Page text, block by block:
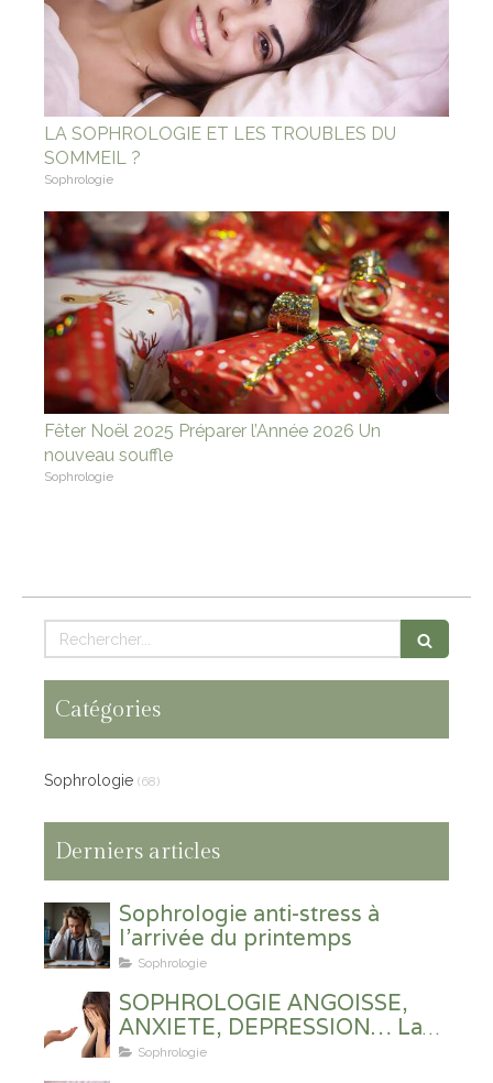
LA SOPHROLOGIE ET LES TROUBLES DU
SOMMEIL ?
Sophrologie
Fêter Noël 2025 Préparer l’Année 2026 Un
nouveau souffle
Sophrologie
Rechercher
Catégories
Sophrologie (68)
Derniers articles
Sophrologie anti-stress à
l'arrivée du printemps
Sophrologie
SOPHROLOGIE ANGOISSE,
ANXIETE, DEPRESSION… La
Sophrologie en prévention et
en soutien ?
Sophrologie